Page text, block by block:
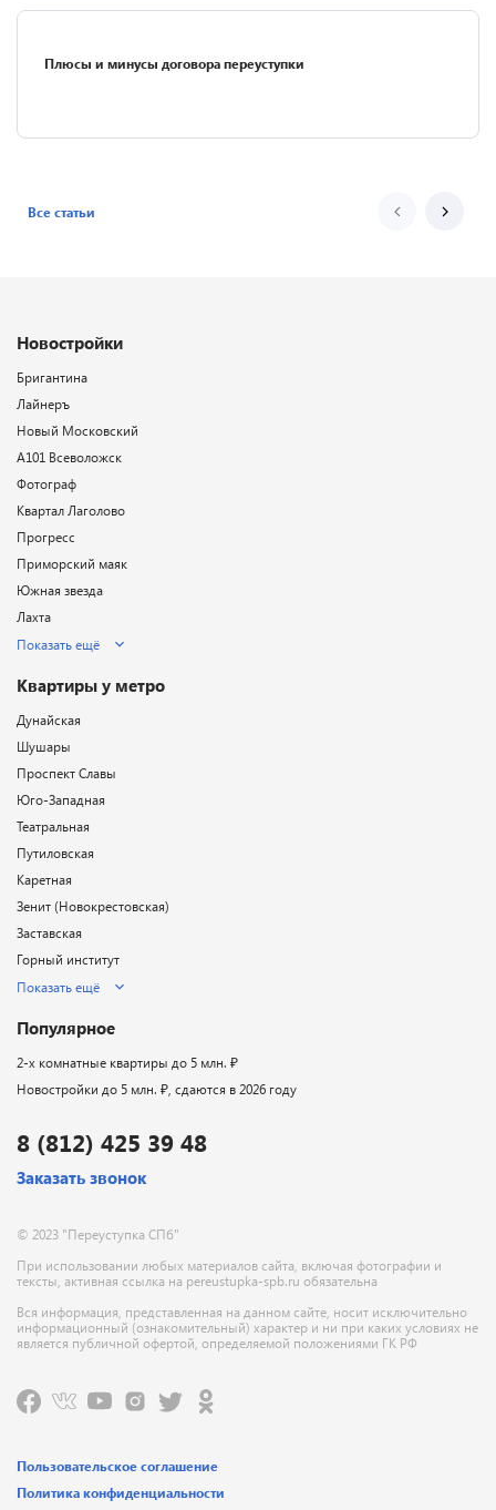
Плюсы и минусы договора переуступки
Все статьи
8 (812) 425 39 48
Заказать звонок
© 2023 "Переуступка СПб"
При использовании любых материалов сайта, включая фотографии и
тексты, активная ссылка на pereustupka-spb.ru обязательна
Вся информация, представленная на данном сайте, носит исключительно
информационный (ознакомительный) характер и ни при каких условиях не
является публичной офертой, определяемой положениями ГК РФ
Новостройки
Бригантина
Лайнеръ
Новый Московский
А101 Всеволожск
Фотограф
Квартал Лаголово
Прогресс
Приморский маяк
Южная звезда
Лахта
Показать ещё
Квартиры у метро
Дунайская
Шушары
Проспект Славы
Юго-Западная
Театральная
Путиловская
Каретная
Зенит (Новокрестовская)
Заставская
Горный институт
Показать ещё
Популярное
2-х комнатные квартиры до 5 млн. ₽
Новостройки до 5 млн. ₽, сдаются в 2026 году
Пользовательское соглашение
Политика конфиденциальности